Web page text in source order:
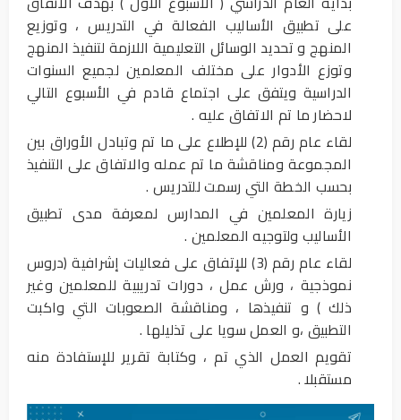
على تطبيق الأساليب الفعالة في التدريس ، وتوزيع
المنهج و تحديد الوسائل التعليمية اللازمة لتنفيذ المنهج
وتوزع الأدوار على مختلف المعلمين لجميع السنوات
الدراسية ويتفق على اجتماع قادم في الأسبوع التالي
لاحضار ما تم الاتفاق عليه .
لقاء عام رقم (2) للإطلاع على ما تم وتبادل الأوراق بين
المجموعة ومناقشة ما تم عمله والاتفاق على التنفيذ
بحسب الخطة التي رسمت للتدريس .
زيارة المعلمين في المدارس لمعرفة مدى تطبيق
الأساليب ولتوجيه المعلمين .
لقاء عام رقم (3) للإتفاق على فعاليات إشرافية (دروس
نموذجية ، ورش عمل ، دورات تدريبية للمعلمين وغير
ذلك ) و تنفيذها ، ومناقشة الصعوبات التي واكبت
التطبيق ،و العمل سويا على تذليلها .
تقويم العمل الذي تم ، وكتابة تقرير للإستفادة منه
مستقبلا .